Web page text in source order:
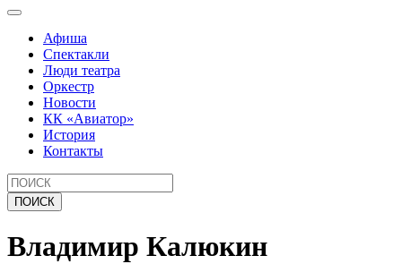
Афиша
Спектакли
Люди театра
Оркестр
Новости
КК «Авиатор»
История
Контакты
Владимир Калюкин